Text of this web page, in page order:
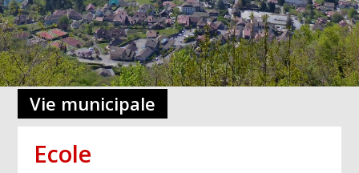
Vie municipale
Ecole